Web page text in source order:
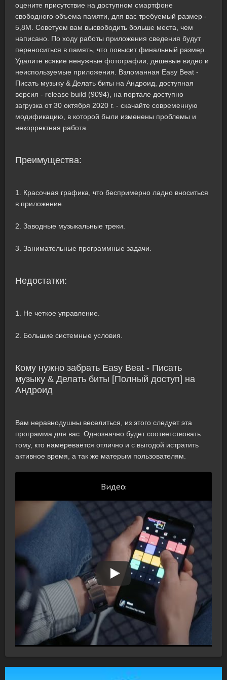
оцените присутствие на доступном смартфоне
свободного объема памяти, для вас требуемый размер -
5,8M. Советуем вам высвободить больше места, чем
написано. По ходу работы приложения сведения будут
переноситься в память, что повысит финальный размер.
Удалите всякие ненужные фотографии, дешевые видео и
неиспользуемые приложения. Взломанная Easy Beat -
Писать музыку & Делать биты на Андроид, доступная
версия - release build (9094), на портале доступно
загрузка от 30 октября 2020 г. - скачайте современную
модификацию, в которой были изменены проблемы и
некорректная работа.
Преимущества:
1. Красочная графика, что беспримерно ладно вноситься
в приложение.
2. Заводные музыкальные треки.
3. Занимательные программные задачи.
Недостатки:
1. Не четкое управление.
2. Большие системные условия.
Кому нужно забрать Easy Beat - Писать
музыку & Делать биты [Полный доступ] на
Андроид
Вам неравнодушны веселиться, из этого следует эта
программа для вас. Однозначно будет соответствовать
тому, кто намеревается отлично и с выгодой истратить
активное время, а так же матерым пользователям.
Видео: